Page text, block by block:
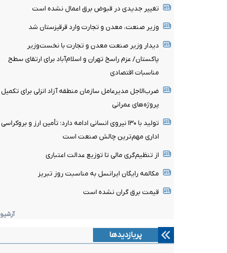
تغییر جدیدی در قبوض برق اعمال نشده است
وزیر صنعت، معدن و تجارت وارد قرقیزستان شد
دیدار وزیر صنعت معدن و تجارت با نخست‌وزیر
پاکستان/ عزم راسخ تهران و اسلام‌آباد برای ارتقای سطح
مناسبات اقتصادی
ضرب‌الاجل مدیرعامل سازمان منطقه آزاد انزلی برای تکمیل
پروژه‌های عمرانی
تولید با ۱۳۰ نیروی انسانی ادامه دارد؛ تأمین ارز و بروکراسی
اداری مهم‌ترین چالش صنعت است
از تنظیم‌گری مالی تا توزیع عدالت اعتباری
مکالمه رایگان ایرانسل به مناسبت روز تبریز
قیمت برق گران نشده است
آرشیو
پربازدیدها